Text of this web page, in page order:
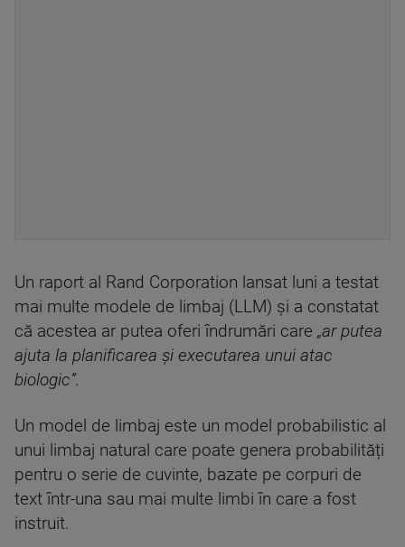
Un raport al Rand Corporation lansat luni a testat
mai multe modele de limbaj (LLM) și a constatat
că acestea ar putea oferi îndrumări care „ar putea
ajuta la planificarea și executarea unui atac
biologic”.
Un model de limbaj este un model probabilistic al
unui limbaj natural care poate genera probabilități
pentru o serie de cuvinte, bazate pe corpuri de
text într-una sau mai multe limbi în care a fost
instruit.